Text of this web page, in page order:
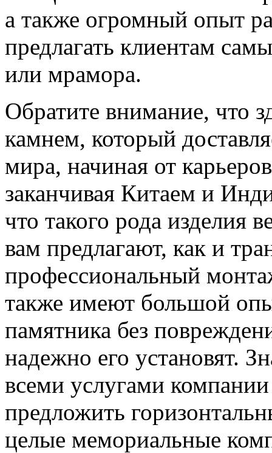
а также огромный опыт
предлагать клиентам
или мрамора.
Обратите внимание, что
камнем, который
мира, начиная от
заканчивая Китаем и
что такого рода изделия
вам предлагают, как и
профессиональный
также имеют большой
памятника без
надежно его установят.
всеми услугами
предложить
целые мемориальные